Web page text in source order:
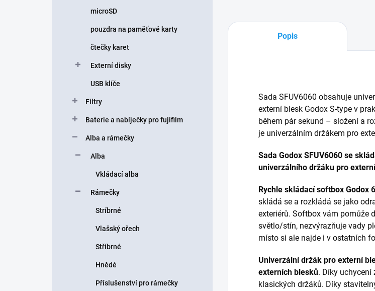
microSD
pouzdra na paměťové karty
čtečky karet
Externí disky
USB klíče
Filtry
Baterie a nabíječky pro fujifilm
Alba a rámečky
Alba
Vkládací alba
Rámečky
Stríbrné
Vlašský ořech
Stříbrné
Hnědé
Příslušenství pro rámečky
Popis
Sada SFUV6060 obsahuje
externí blesk Godox S-type v
během pár sekund – složení a
je univerzálním držákem pro
Sada Godox SFUV6060 se
univerzálního držáku pro
Rychle skládací softbox Godox
skládá se a rozkládá se jako
exteriérů. Softbox vám pomůže
světlo/stín, nezvýrazňuje vady
místo si ale najde i v ostatních
Univerzální držák pro externí
externích blesků. Díky uchycení
klasických držáků. Díky